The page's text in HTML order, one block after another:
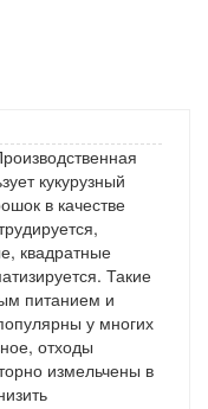
кукурузный
в качестве
квадратные
Такие
питанием и
у многих
отходы
измельчены в